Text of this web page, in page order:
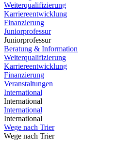
Weiterqualifizierung
Karriereentwicklung
Finanzierung
Juniorprofessur
Juniorprofessur
Beratung & Information
Weiterqualifizierung
Karriereentwicklung
Finanzierung
Veranstaltungen
International
International
International
International
Wege nach Trier
Wege nach Trier